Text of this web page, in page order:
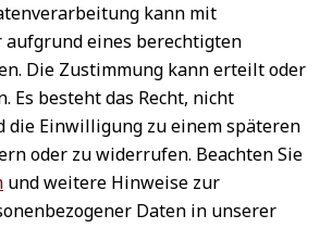
kann mit
eines berechtigten
Die Zustimmung kann erteilt oder
Es besteht das Recht, nicht
die Einwilligung zu einem späteren
oder zu widerrufen. Beachten Sie
und weitere Hinweise zur
Daten in unserer
&
Sichere
Zahlungsar
ten
Schneller
Versand